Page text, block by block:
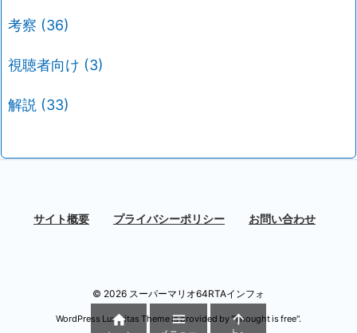
考察 (36)
視聴者向け (3)
解説 (33)
サイト概要 プライバシーポリシー お問い合わせ
© 2026 スーパーマリオ64RTAインフォ
WordPress Luxeritas Theme is provided by "Thought is free".
  